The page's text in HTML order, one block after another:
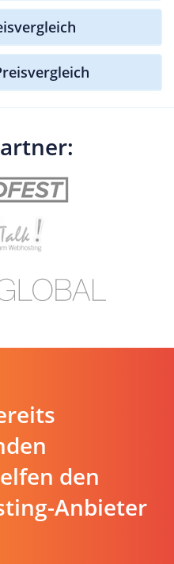
den
Anbieter